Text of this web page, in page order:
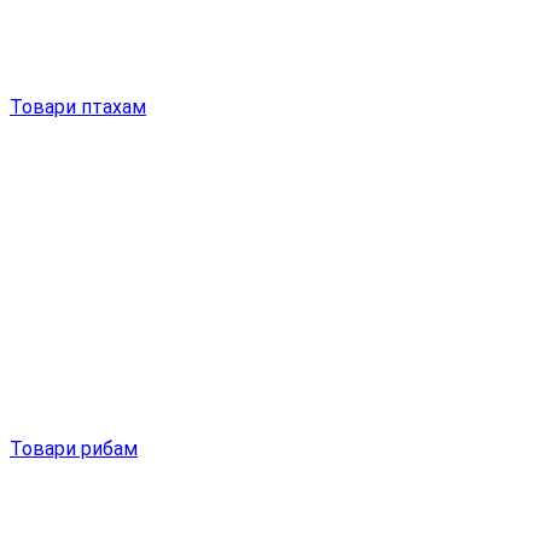
Товари птахам
Товари рибам